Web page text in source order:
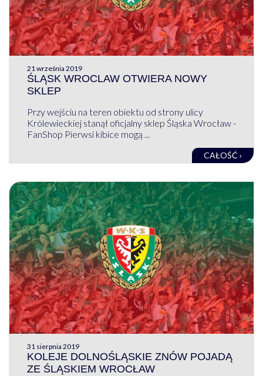
21 września 2019
ŚLĄSK WROCLAW OTWIERA NOWY
SKLEP
Przy wejściu na teren obiektu od strony ulicy
Królewieckiej stanął oficjalny sklep Śląska Wrocław -
FanShop Pierwsi kibice mogą ...
CAŁOŚĆ ›
31 sierpnia 2019
KOLEJE DOLNOŚLĄSKIE ZNÓW POJADĄ
ZE ŚLĄSKIEM WROCŁAW